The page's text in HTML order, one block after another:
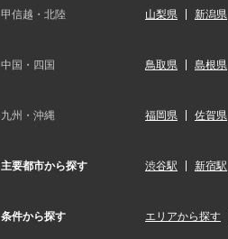
甲信越・北陸 山梨県 新潟県
中国・四国 鳥取県 島根県
九州・沖縄 福岡県 佐賀県
主要都市から探す 渋谷駅 新宿駅
条件から探す エリアから探す